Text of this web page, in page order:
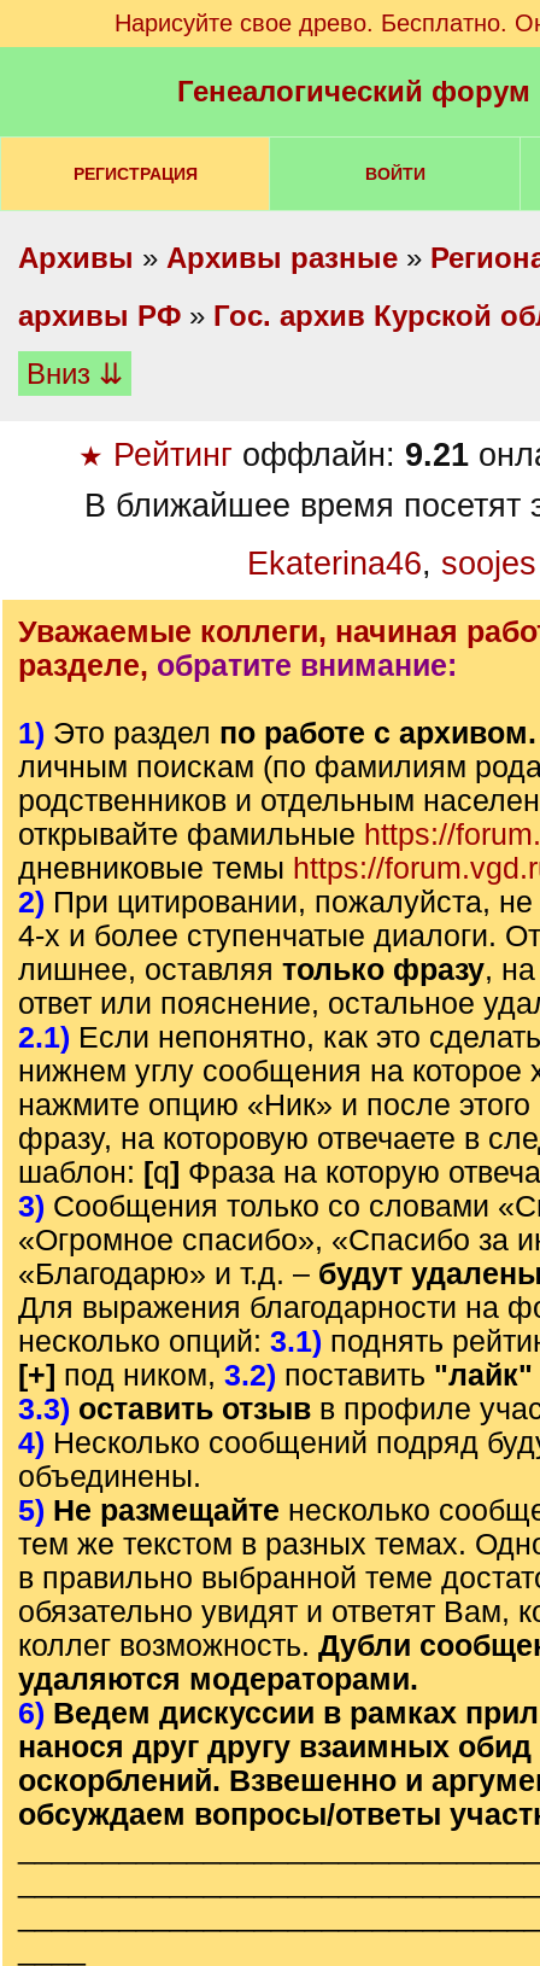
Нарисуйте свое древо. Бесплатно.
Генеалогический
РЕГИСТРАЦИЯ ВОЙТИ
Архивы » Архивы разные »
архивы РФ » Гос. архив Курской
Вниз ⇊
★ Рейтинг оффлайн: 9.21
В ближайшее время посетят
Ekaterina46, soojes
Уважаемые коллеги, начиная
разделе, обратите внимание:
1) Это раздел по работе с
личным поискам (по фамилиям
родственников и отдельным
открывайте фамильные https://
дневниковые темы https://
2) При цитировании, пожалуйста, не
4-х и более ступенчатые диалоги.
лишнее, оставляя только фразу,
ответ или пояснение, остальное
2.1) Если непонятно, как это
нижнем углу сообщения на которое
нажмите опцию «Ник» и после этого
фразу, на которовую отвечаете в
шаблон: [q] Фраза на которую
3) Сообщения только со словами
«Огромное спасибо», «Спасибо за
«Благодарю» и т.д. – будут
Для выражения благодарности на
несколько опций: 3.1) поднять
[+] под ником, 3.2) поставить "лайк"
3.3) оставить отзыв в профиле
4) Несколько сообщений подряд
объединены.
5) Не размещайте несколько
тем же текстом в разных темах.
в правильно выбранной теме
обязательно увидят и ответят Вам,
коллег возможность. Дубли
удаляются модераторами.
6) Ведем дискуссии в рамках
нанося друг другу взаимных обид
оскорблений. Взвешенно и
обсуждаем вопросы/ответы